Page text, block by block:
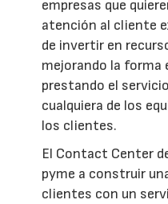
empresas que
atención al cliente
de invertir en
mejorando la forma
prestando el
cualquiera de los
los clientes.
El Contact Center
pyme a construir
clientes con un